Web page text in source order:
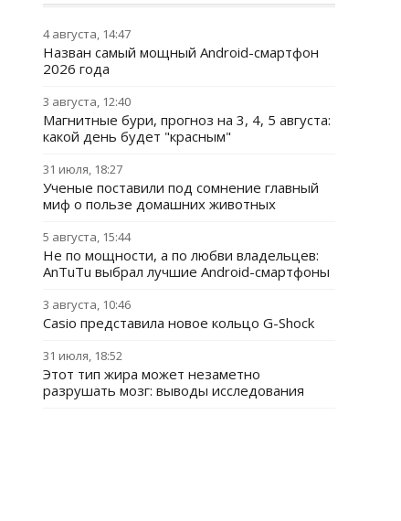
4 августа, 14:47
Назван самый мощный Android-смартфон
2026 года
3 августа, 12:40
Магнитные бури, прогноз на 3, 4, 5 августа:
какой день будет "красным"
31 июля, 18:27
Ученые поставили под сомнение главный
миф о пользе домашних животных
5 августа, 15:44
Не по мощности, а по любви владельцев:
AnTuTu выбрал лучшие Android-смартфоны
3 августа, 10:46
Casio представила новое кольцо G-Shock
31 июля, 18:52
Этот тип жира может незаметно
разрушать мозг: выводы исследования